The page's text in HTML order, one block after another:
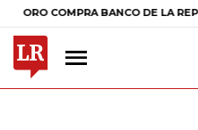
COMPRA BANCO DE LA REPÚBLICA